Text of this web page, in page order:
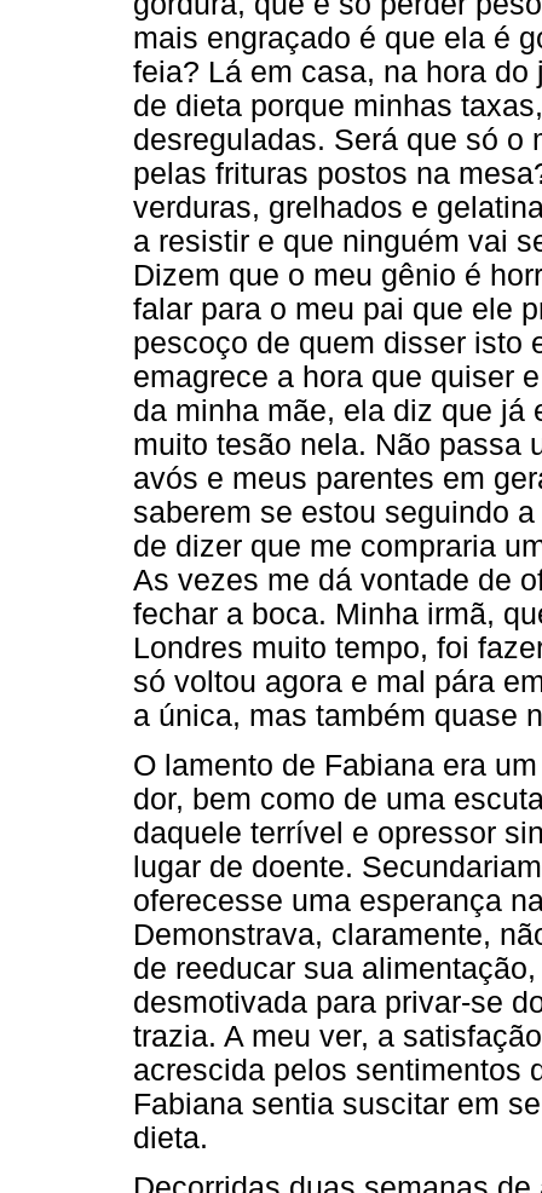
mais engraçado é que ela é
feia? Lá em casa, na hora
de dieta porque minhas
desreguladas. Será que só o
pelas frituras postos na
verduras, grelhados e
a resistir e que ninguém vai
Dizem que o meu gênio é
falar para o meu pai que ele
pescoço de quem disser isto
emagrece a hora que quiser
da minha mãe, ela diz que já
muito tesão nela. Não passa
avós e meus parentes em
saberem se estou seguindo
de dizer que me compraria
As vezes me dá vontade de
fechar a boca. Minha irmã,
Londres muito tempo, foi
só voltou agora e mal pára
a única, mas também quase
O lamento de Fabiana era
dor, bem como de uma
daquele terrível e opressor
lugar de doente.
oferecesse uma esperança
Demonstrava, claramente,
de reeducar sua
desmotivada para privar-se
trazia. A meu ver, a
acrescida pelos sentimentos
Fabiana sentia suscitar em
dieta.